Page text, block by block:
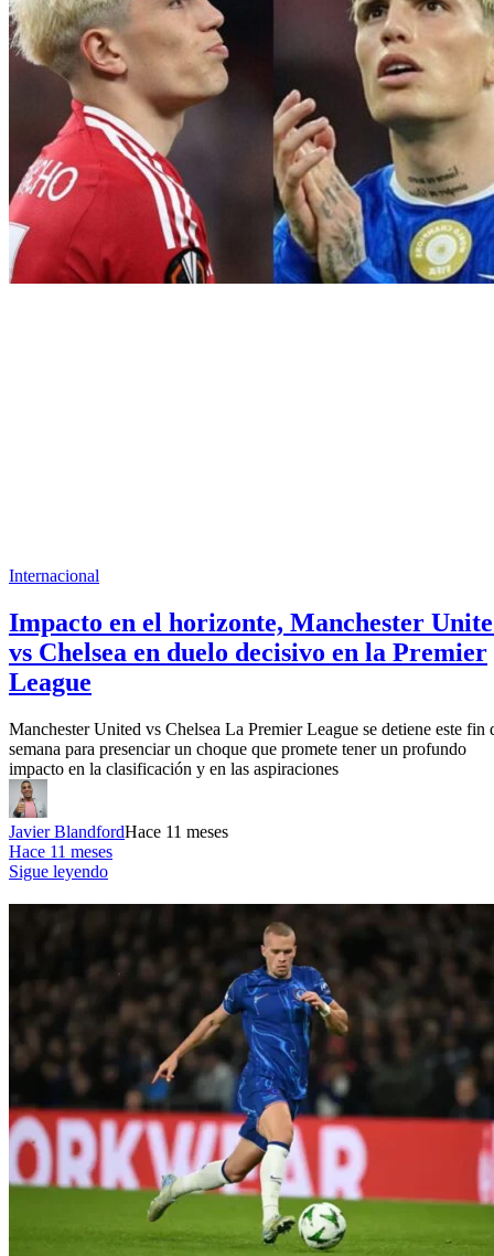
Internacional
Impacto en el horizonte, Manchester
vs Chelsea en duelo decisivo en la Premier
League
Manchester United vs Chelsea La Premier League se detiene este fin
semana para presenciar un choque que promete tener un profundo
impacto en la clasificación y en las aspiraciones
Javier BlandfordHace 11 meses
Hace 11 meses
Sigue leyendo